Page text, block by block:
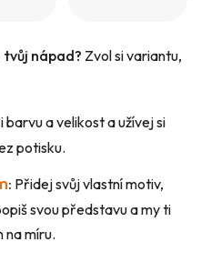
nápad? Zvol si variantu,
barvu a velikost a užívej si
potisku.
: Přidej svůj vlastní motiv,
svou představu a my ti
na míru.